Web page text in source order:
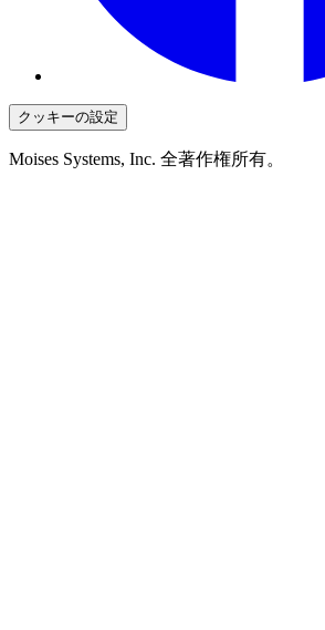
クッキーの設定
Moises Systems, Inc. 全著作権所有。